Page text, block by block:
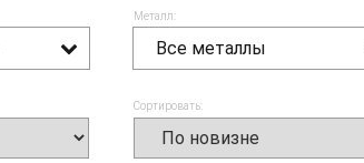
Металл:
Все металлы
Сортировать: